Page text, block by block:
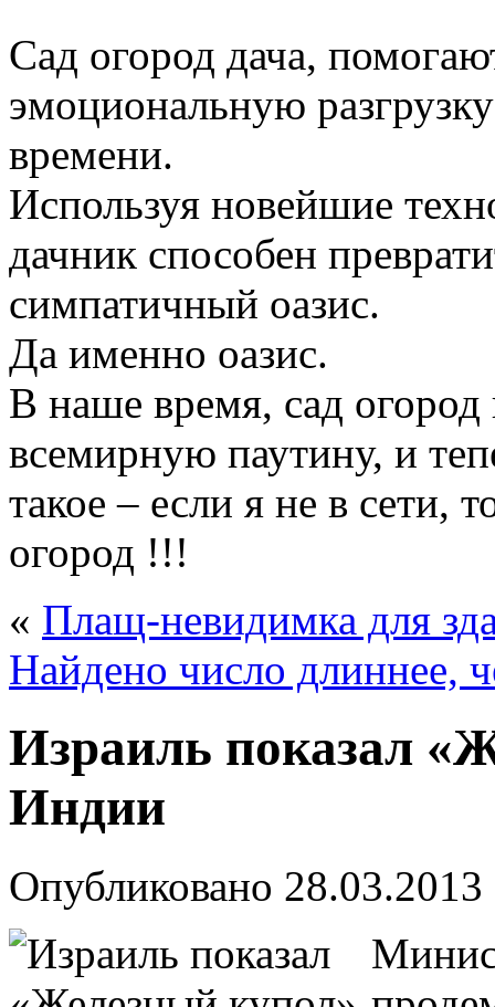
Сад огород дача,
эмоциональную
времени.
Используя новейшие
дачник способен
симпатичный оазис.
Да именно оазис.
В наше время, сад огород
всемирную паутину, и
такое – если я не в сети,
огород !!!
« Плащ-невидимка для
Найдено число длиннее,
Израиль показал
Индии
Опубликовано 28.03.2013